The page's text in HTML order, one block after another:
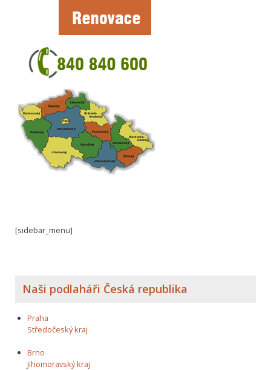
[sidebar_menu]
Naši podlaháři Česká republika
Praha
Středočeský kraj
Brno
Jihomoravský kraj